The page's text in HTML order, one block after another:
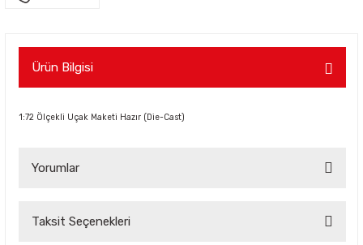
Ürün Bilgisi
1:72 Ölçekli Uçak Maketi Hazır (Die-Cast)
Yorumlar
Taksit Seçenekleri